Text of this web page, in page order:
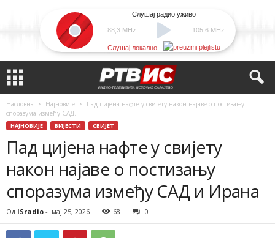
88,3 MHz
Слушај радио уживо
105,6 MHz
Слушај локално
Насловна Најновије
Пад цијена нафте у свијету након најаве о постизању
споразума између САД...
НАЈНОВИЈЕ ВИЈЕСТИ СВИЈЕТ
Пад цијена нафте у свијету
након најаве о постизању
споразума између САД и Ирана
Од ISradio - мај 25, 2026 68 0